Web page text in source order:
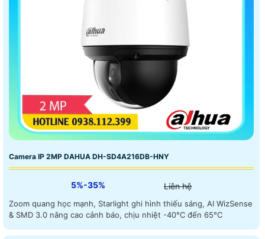
Camera IP 2MP DAHUA DH-SD4A216DB-HNY
5%-35% Liên hệ
Zoom quang học mạnh, Starlight ghi hình thiếu sáng, AI WizSense
& SMD 3.0 nâng cao cảnh báo, chịu nhiệt -40°C đến 65°C